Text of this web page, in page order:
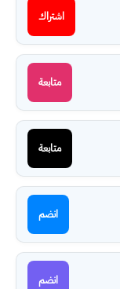
اشتراك
متابعة
متابعة
انضم
انضم